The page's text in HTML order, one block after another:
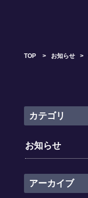
TOP > お知らせ >
カテゴリ
お知らせ
アーカイブ